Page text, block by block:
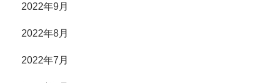
2022年9月
2022年8月
2022年7月